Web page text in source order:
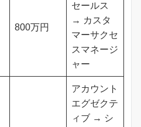
800万円
セールス
→ カスタ
マーサクセ
スマネージ
ャー
アカウント
エグゼクテ
ィブ → シ